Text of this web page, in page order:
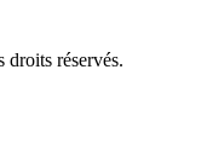
réservés.